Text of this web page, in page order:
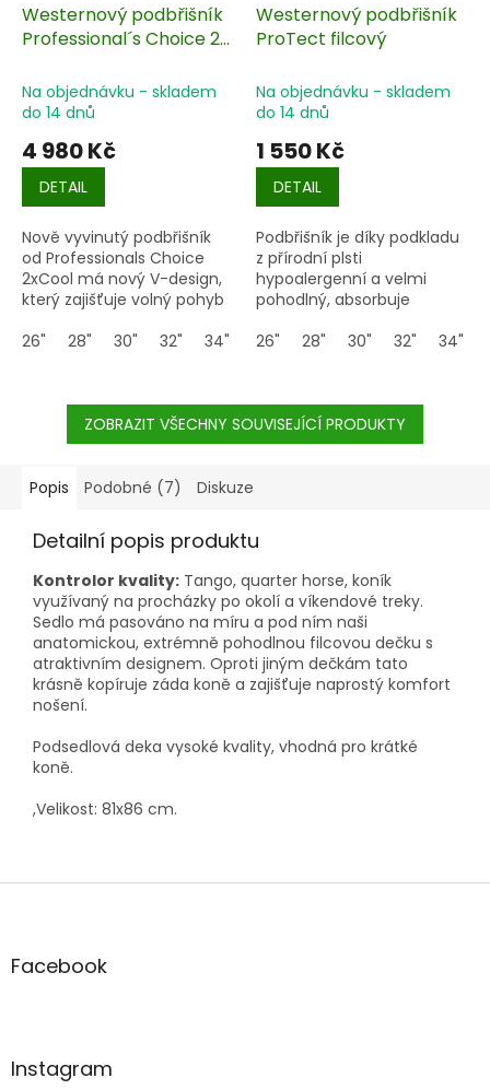
Westernový podbřišník
Professional´s Choice 2x
Na objednávku - skladem
do 14 dnů
4 980 Kč
DETAIL
Nově vyvinutý podbřišník
od Professionals Choice
2xCool má nový V-design,
který zajišťuje volný pohyb
rozložit tlak.
26" 28" 30" 32" 34" 36"
Westernový podbřišník
ProTect filcový
Na objednávku - skladem
do 14 dnů
1 550 Kč
DETAIL
Podbřišník je díky podkladu
z přírodní plsti
hypoalergenní a velmi
pohodlný, absorbuje
tlak, zajišťuje dobrou
26" 28" 30" 32" 34"
ZOBRAZIT VŠECHNY SOUVISEJÍCÍ PRODUKTY
Popis Podobné (7) Diskuze
Detailní popis produktu
Kontrolor kvality: Tango, quarter horse, koník
využívaný na procházky po okolí a víkendové treky.
Sedlo má pasováno na míru a pod ním naši
anatomickou, extrémně pohodlnou filcovou dečku s
atraktivním designem. Oproti jiným dečkám tato
krásně kopíruje záda koně a zajišťuje naprostý komfort
nošení.
Podsedlová deka vysoké kvality, vhodná pro krátké
koně.
,Velikost: 81x86 cm.
Z
aFacebook
Instagram